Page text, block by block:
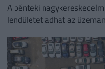
A pénteki
lendületet adhat az